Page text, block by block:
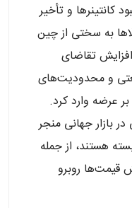
کانتینرها و تأخیر
به سختی از چین
تقاضای
و محدودیت‌های
عرضه وارد کرد.
بازار جهانی منجر
هستند، از جمله
قیمت‌ها روبرو